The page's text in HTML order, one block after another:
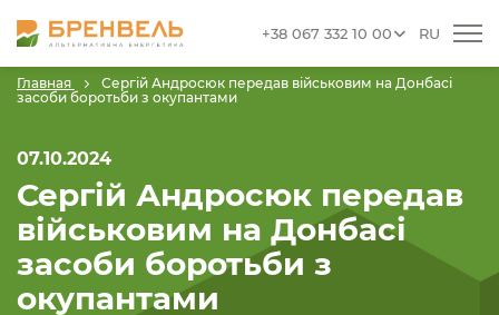
+38 067 332 10 00 RU
Главная
Сергій Андросюк передав військовим на Донбасі
засоби боротьби з окупантами
07.10.2024
Сергій Андросюк передав
військовим на Донбасі
засоби боротьби з
окупантами